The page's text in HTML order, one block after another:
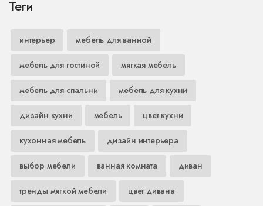
Теги
интерьер мебель для ванной
мебель для гостиной мягкая мебель
мебель для спальни мебель для кухни
дизайн кухни мебель цвет кухни
кухонная мебель дизайн интерьера
выбор мебели ванная комната диван
тренды мягкой мебели цвет дивана